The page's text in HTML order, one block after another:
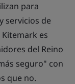
para
servicios de
es
del Reino
seguro" con
que no.